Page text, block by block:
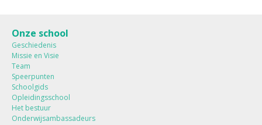
Onze school
Geschiedenis
Missie en Visie
Team
Speerpunten
Schoolgids
Opleidingsschool
Het bestuur
Onderwijsambassadeurs